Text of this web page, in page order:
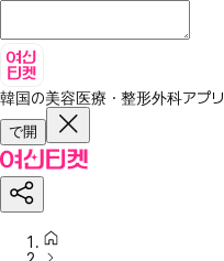
韓国の美容医療・整形外科アプリ
で開